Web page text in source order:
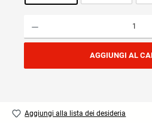
AGGIUNGI AL
Aggiungi alla lista dei desideria